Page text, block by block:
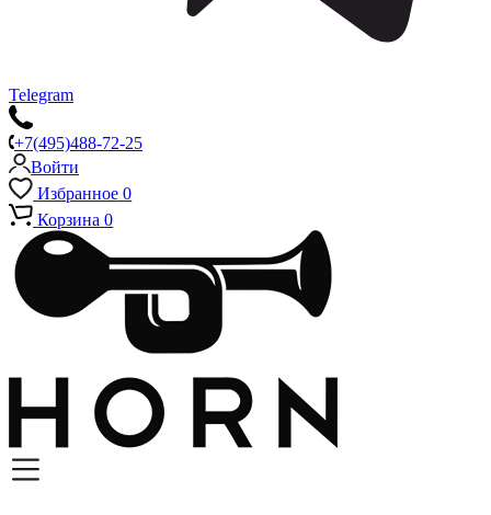
Telegram
+7(495)488-72-25
Войти
Избранное 0
Корзина 0